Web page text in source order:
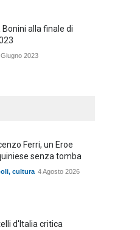
alla finale di
2023
Ferri, un Eroe
senza tomba
, cultura 4 Agosto 2026
d'Italia critica